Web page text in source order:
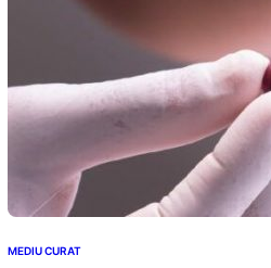
MEDIU CURAT